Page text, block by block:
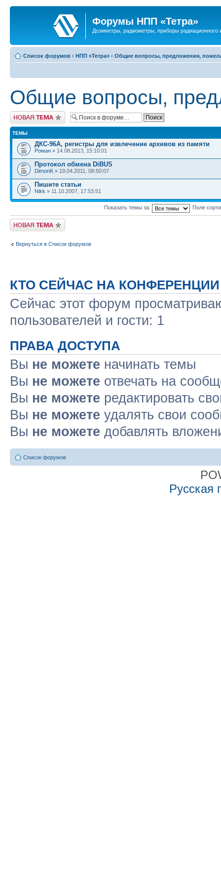
Форумы НПП «Тетра»
Дозиметры, радиометры, приборы радиационного
Список форумов ‹ НПП «Тетра» ‹ Общие вопросы, предложения,
Общие вопросы,
Новая тема
ТЕМЫ
ДКС-96А, регистры для извлечение архивов из памяти
Роман » 14.08.2013, 15:10:01
Протокол обмена DiBUS
DimonK » 19.04.2011, 08:50:07
Пишите статьи
Nikk » 11.10.2007, 17:53:51
Показать темы за: Поле
Новая тема
Вернуться в Список форумов
КТО СЕЙЧАС НА КОНФЕРЕНЦИИ
Сейчас этот форум
пользователей и гости: 1
ПРАВА ДОСТУПА
Вы не можете начинать темы
Вы не можете отвечать на
Вы не можете редактировать
Вы не можете удалять свои
Вы не можете добавлять
Список форумов
Русская